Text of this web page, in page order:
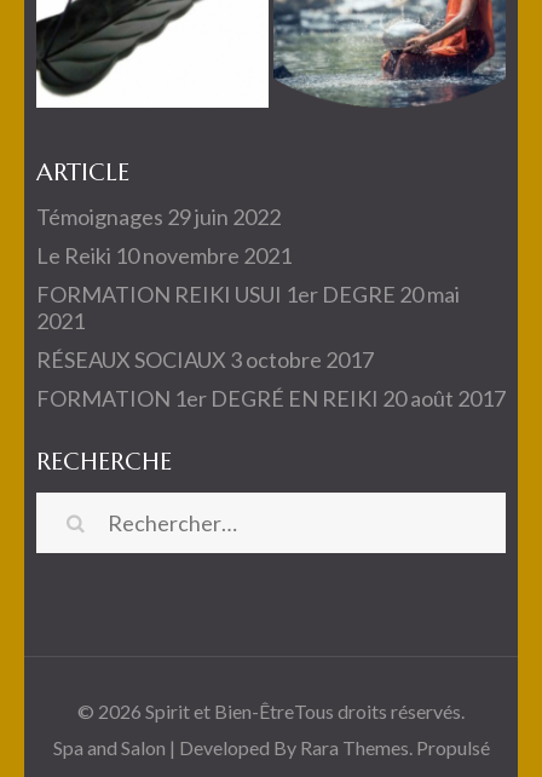
ARTICLE
Témoignages 29 juin 2022
Le Reiki 10 novembre 2021
FORMATION REIKI USUI 1er DEGRE 20 mai
2021
RÉSEAUX SOCIAUX 3 octobre 2017
FORMATION 1er DEGRÉ EN REIKI 20 août 2017
RECHERCHE
Rechercher :
© 2026 Spirit et Bien-ÊtreTous droits réservés.
Spa and Salon | Developed By Rara Themes . Propulsé